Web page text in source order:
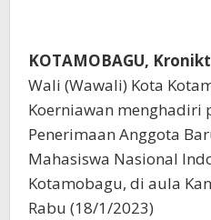
KOTAMOBAGU,
Wali (Wawali) Kota
Koerniawan menghadiri
Penerimaan Anggota
Mahasiswa Nasional
Kotamobagu, di aula
Rabu (18/1/2023)